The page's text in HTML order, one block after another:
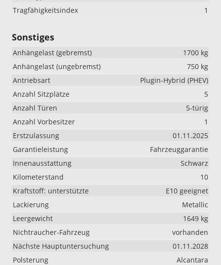
Tragfähigkeitsindex
1
Sonstiges
Anhängelast (gebremst)
1700 kg
Anhängelast (ungebremst)
750 kg
Antriebsart
Plugin-Hybrid (PHEV)
Anzahl Sitzplätze
5
Anzahl Türen
5-türig
Anzahl Vorbesitzer
1
Erstzulassung
01.11.2025
Garantieleistung
Fahrzeuggarantie
Innenausstattung
Schwarz
Kilometerstand
10
Kraftstoff: unterstützte
E10 geeignet
Lackierung
Metallic
Leergewicht
1649 kg
Nichtraucher-Fahrzeug
vorhanden
Nächste Hauptuntersuchung
01.11.2028
Polsterung
Alcantara